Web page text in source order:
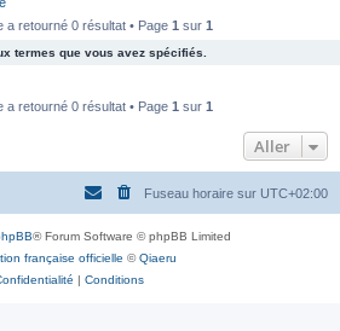
e
r
a retourné 0 résultat • Page 1 sur 1
termes que vous avez spécifiés.
a retourné 0 résultat • Page 1 sur 1
Aller
Fuseau horaire sur UTC+02:00
® Forum Software © phpBB Limited
française officielle ©Qiaeru
| Conditions